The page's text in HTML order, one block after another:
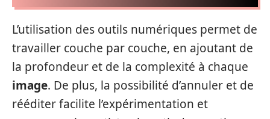
L’utilisation des outils numériques permet de
travailler couche par couche, en ajoutant de
la profondeur et de la complexité à chaque
image. De plus, la possibilité d’annuler et de
rééditer facilite l’expérimentation et